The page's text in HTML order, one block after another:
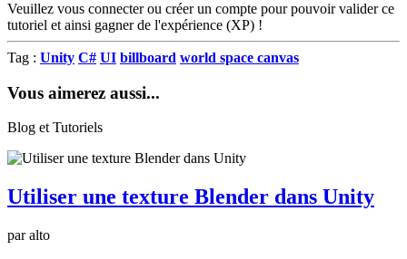
Veuillez vous connecter ou créer un compte pour pouvoir valider ce
tutoriel et ainsi gagner de l'expérience (XP) !
Tag : Unity C# UI billboard world space canvas
Vous aimerez aussi...
Blog et Tutoriels
Utiliser une texture Blender dans Unity
par alto